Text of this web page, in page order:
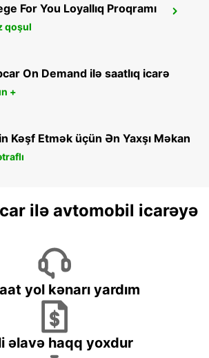
For You Loyallıq Proqramı
qoşul
On Demand ilə saatlıq icarə
+
Kəşf Etmək üçün Ən Yaxşı Məkan
ilə avtomobil icarəyə
yol kənarı yardım
əlavə haqq yoxdur